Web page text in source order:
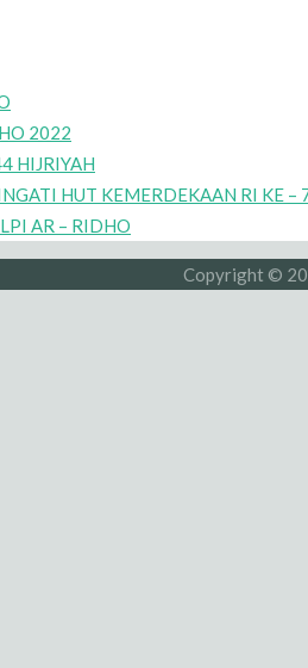
2022
HIJRIYAH
HUT KEMERDEKAAN RI KE –
AR – RIDHO
Copyright ©